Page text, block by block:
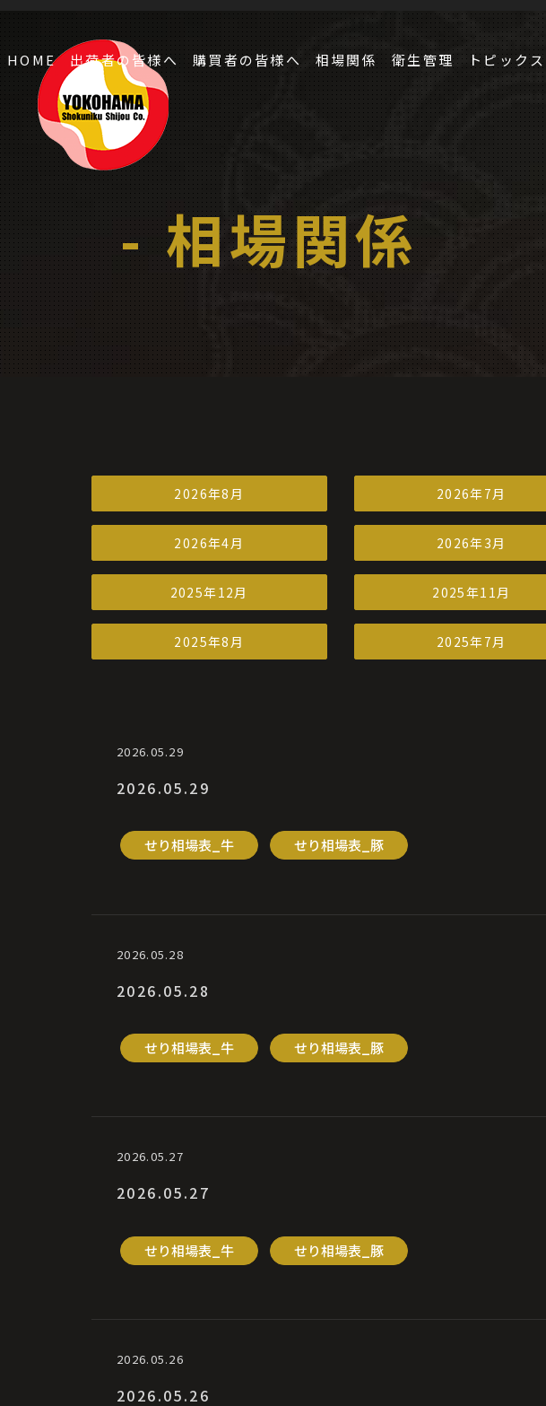
HOME 出荷者の皆様へ 購買者の皆様へ 相場関係 衛生管理 トピックス
- 相場関係
2026年8月 2026年7月
2026年4月 2026年3月
2025年12月 2025年11月
2025年8月 2025年7月
2026.05.29
2026.05.29
せり相場表_牛 せり相場表_豚
2026.05.28
2026.05.28
せり相場表_牛 せり相場表_豚
2026.05.27
2026.05.27
せり相場表_牛 せり相場表_豚
2026.05.26
2026.05.26